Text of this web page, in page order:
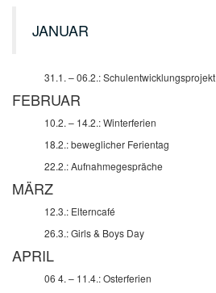
JANUAR
31.1. – 06.2.: Schulentwicklungsprojekt
FEBRUAR
10.2. – 14.2.: Winterferien
18.2.: beweglicher Ferientag
22.2.: Aufnahmegespräche
MÄRZ
12.3.: Elterncafé
26.3.: Girls & Boys Day
APRIL
06 4. – 11.4.: Osterferien